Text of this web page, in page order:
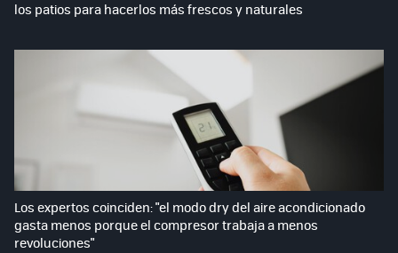
los patios para hacerlos más frescos y naturales
Los expertos coinciden: "el modo dry del aire acondicionado
gasta menos porque el compresor trabaja a menos
revoluciones"